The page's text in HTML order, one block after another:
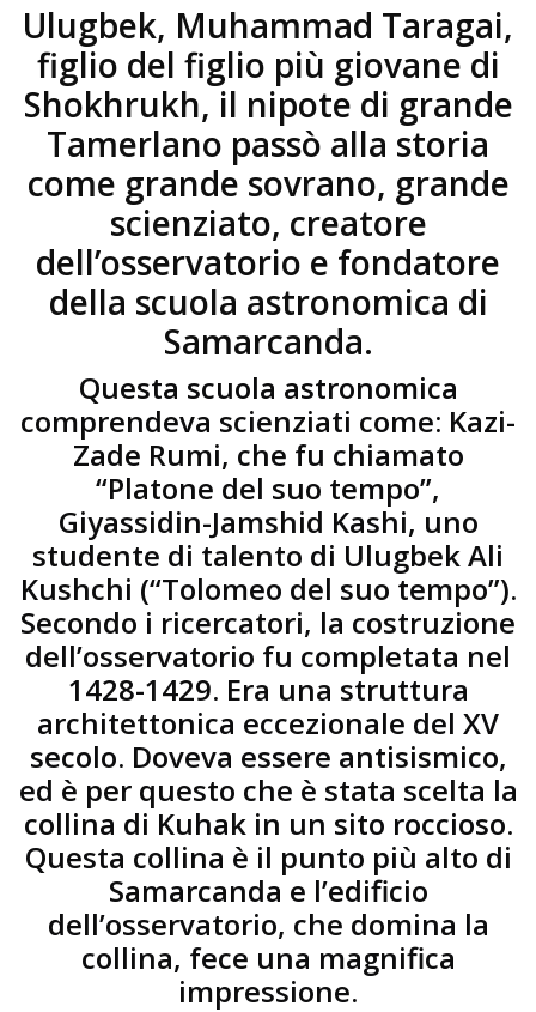
Ulugbek, Muhammad Taragai,
figlio del figlio più giovane di
Shokhrukh, il nipote di grande
Tamerlano passò alla storia
come grande sovrano, grande
scienziato, creatore
dell’osservatorio e fondatore
della scuola astronomica di
Samarcanda.
Questa scuola astronomica
comprendeva scienziati come: Kazi-
Zade Rumi, che fu chiamato
“Platone del suo tempo”,
Giyassidin-Jamshid Kashi, uno
studente di talento di Ulugbek Ali
Kushchi (“Tolomeo del suo tempo”).
Secondo i ricercatori, la costruzione
dell’osservatorio fu completata nel
1428-1429. Era una struttura
architettonica eccezionale del XV
secolo. Doveva essere antisismico,
ed è per questo che è stata scelta la
collina di Kuhak in un sito roccioso.
Questa collina è il punto più alto di
Samarcanda e l’edificio
dell’osservatorio, che domina la
collina, fece una magnifica
impressione.